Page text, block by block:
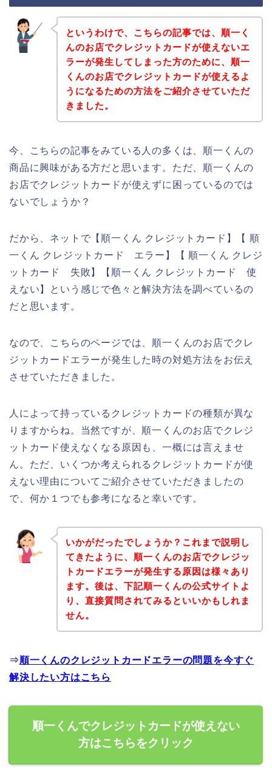
というわけで、こちらの記事では、順一く
んのお店でクレジットカードが使えないエ
ラーが発生してしまった方のために、順一
くんのお店でクレジットカードが使えるよ
うになるための方法をご紹介させていただ
きました。
今、こちらの記事をみている人の多くは、順一くんの
商品に興味がある方だと思います。ただ、順一くんの
お店でクレジットカードが使えずに困っているのでは
ないでしょうか？
だから、ネットで【順一くん クレジットカード】【 順
一くん クレジットカード エラー】【 順一くん クレジ
ットカード 失敗】【順一くん クレジットカード 使
えない】という感じで色々と解決方法を調べているの
だと思います。
なので、こちらのページでは、順一くんのお店でクレ
ジットカードエラーが発生した時の対処方法をお伝え
させていただきました。
人によって持っているクレジットカードの種類が異な
りますからね。当然ですが、順一くんのお店でクレジ
ットカード使えなくなる原因も、一概には言えませ
ん。ただ、いくつか考えられるクレジットカードが使
えない理由についてご紹介させていただきましたの
で、何か１つでも参考になると幸いです。
いかがだったでしょうか？これまで説明し
てきたように、順一くんのお店でクレジッ
トカードエラーが発生する原因は様々あり
ます。後は、下記順一くんの公式サイトよ
り、直接質問されてみるといいかもしれま
せん。
⇒順一くんのクレジットカードエラーの問題を今すぐ
解決したい方はこちら
順一くんでクレジットカードが使えない
方はこちらをクリック